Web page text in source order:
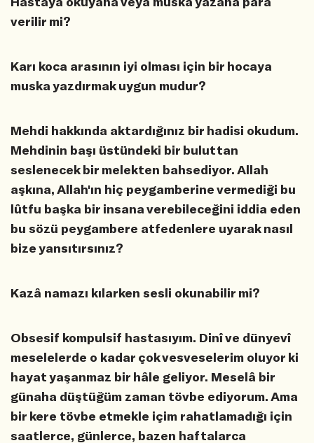
verilir mi?
Karı koca arasının iyi olması için bir hocaya
muska yazdırmak uygun mudur?
Mehdi hakkında aktardığınız bir hadisi okudum.
Mehdinin başı üstündeki bir buluttan
seslenecek bir melekten bahsediyor. Allah
aşkına, Allah'ın hiç peygamberine vermediği bu
lûtfu başka bir insana verebileceğini iddia eden
bu sözü peygambere atfedenlere uyarak nasıl
bize yansıtırsınız?
Kazâ namazı kılarken sesli okunabilir mi?
Obsesif kompulsif hastasıyım. Dinî ve dünyevî
meselelerde o kadar çok vesveselerim oluyor ki
hayat yaşanmaz bir hâle geliyor. Meselâ bir
günaha düştüğüm zaman tövbe ediyorum. Ama
bir kere tövbe etmekle içim rahatlamadığı için
saatlerce, günlerce, bazen haftalarca